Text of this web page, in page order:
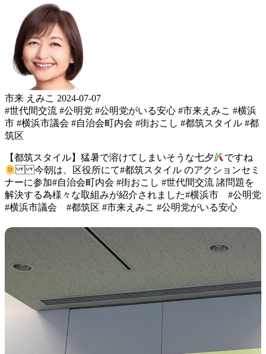
市来 えみこ 2024-07-07
#世代間交流 #公明党 #公明党がいる安心 #市来えみこ #横浜
市 #横浜市議会 #自治会町内会 #街おこし #都筑スタイル #都
筑区
【都筑スタイル】 猛暑で溶けてしまいそうな 七夕
ですね
今朝は、区役所にて #都筑スタイル の アクションセミ
ナーに参加 #自治会町内会 #街おこし #世代間交流 諸問題を
解決する為 様々な取組みが紹介されました #横浜市 #公明党
#横浜市議会 #都筑区 #市来えみこ #公明党がいる安心